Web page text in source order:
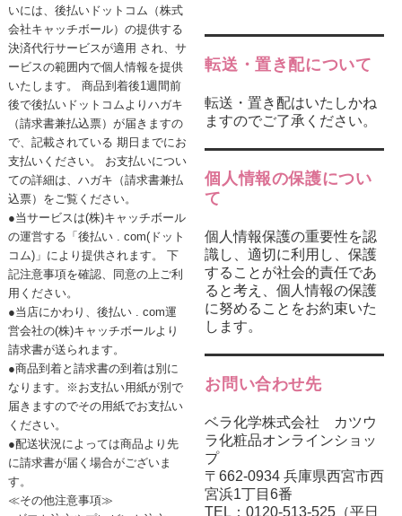
いには、後払いドットコム（株式
会社キャッチボール）の提供する
決済代行サービスが適用 され、サ
ービスの範囲内で個人情報を提供
いたします。 商品到着後1週間前
後で後払いドットコムよりハガキ
（請求書兼払込票）が届きますの
で、記載されている 期日までにお
支払いください。 お支払いについ
ての詳細は、ハガキ（請求書兼払
込票）をご覧ください。
●当サービスは(株)キャッチボール
の運営する「後払い . com(ドット
コム)」により提供されます。 下
記注意事項を確認、同意の上ご利
用ください。
●当店にかわり、後払い . com運
営会社の(株)キャッチボールより
請求書が送られます。
●商品到着と請求書の到着は別に
なります。※お支払い用紙が別で
届きますのでその用紙でお支払い
ください。
●配送状況によっては商品より先
に請求書が届く場合がございま
す。
≪その他注意事項≫
転送・置き配について
転送・置き配はいたしかね
ますのでご了承ください。
個人情報の保護につい
て
個人情報保護の重要性を認
識し、適切に利用し、保護
することが社会的責任であ
ると考え、個人情報の保護
に努めることをお約束いた
します。
お問い合わせ先
ベラ化学株式会社 カツウ
ラ化粧品オンラインショッ
プ
〒662-0934 兵庫県西宮市西
宮浜1丁目6番
TEL：0120-513-525（平日